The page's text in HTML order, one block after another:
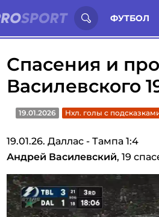
ФУТБОЛ
Иностранцы о спорте России:
Спасения и
Василевского
19.01.2026 Нхл. голы с
19.01.26. Даллас - Тампа 1:4
Андрей Василевский, 19